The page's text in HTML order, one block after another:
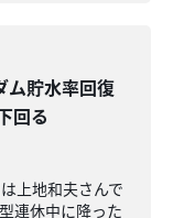
ム貯水率回復
回る
上地和夫さんで
連休中に降った